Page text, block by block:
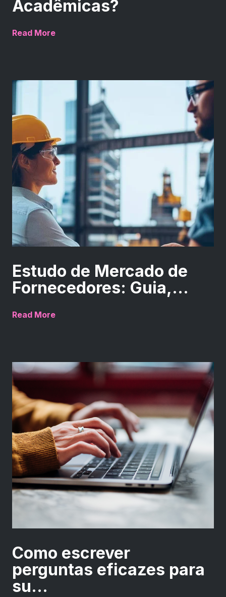
Acadêmicas?
Read More
Estudo de Mercado de
Fornecedores: Guia,...
Read More
Como escrever
perguntas eficazes para
su...